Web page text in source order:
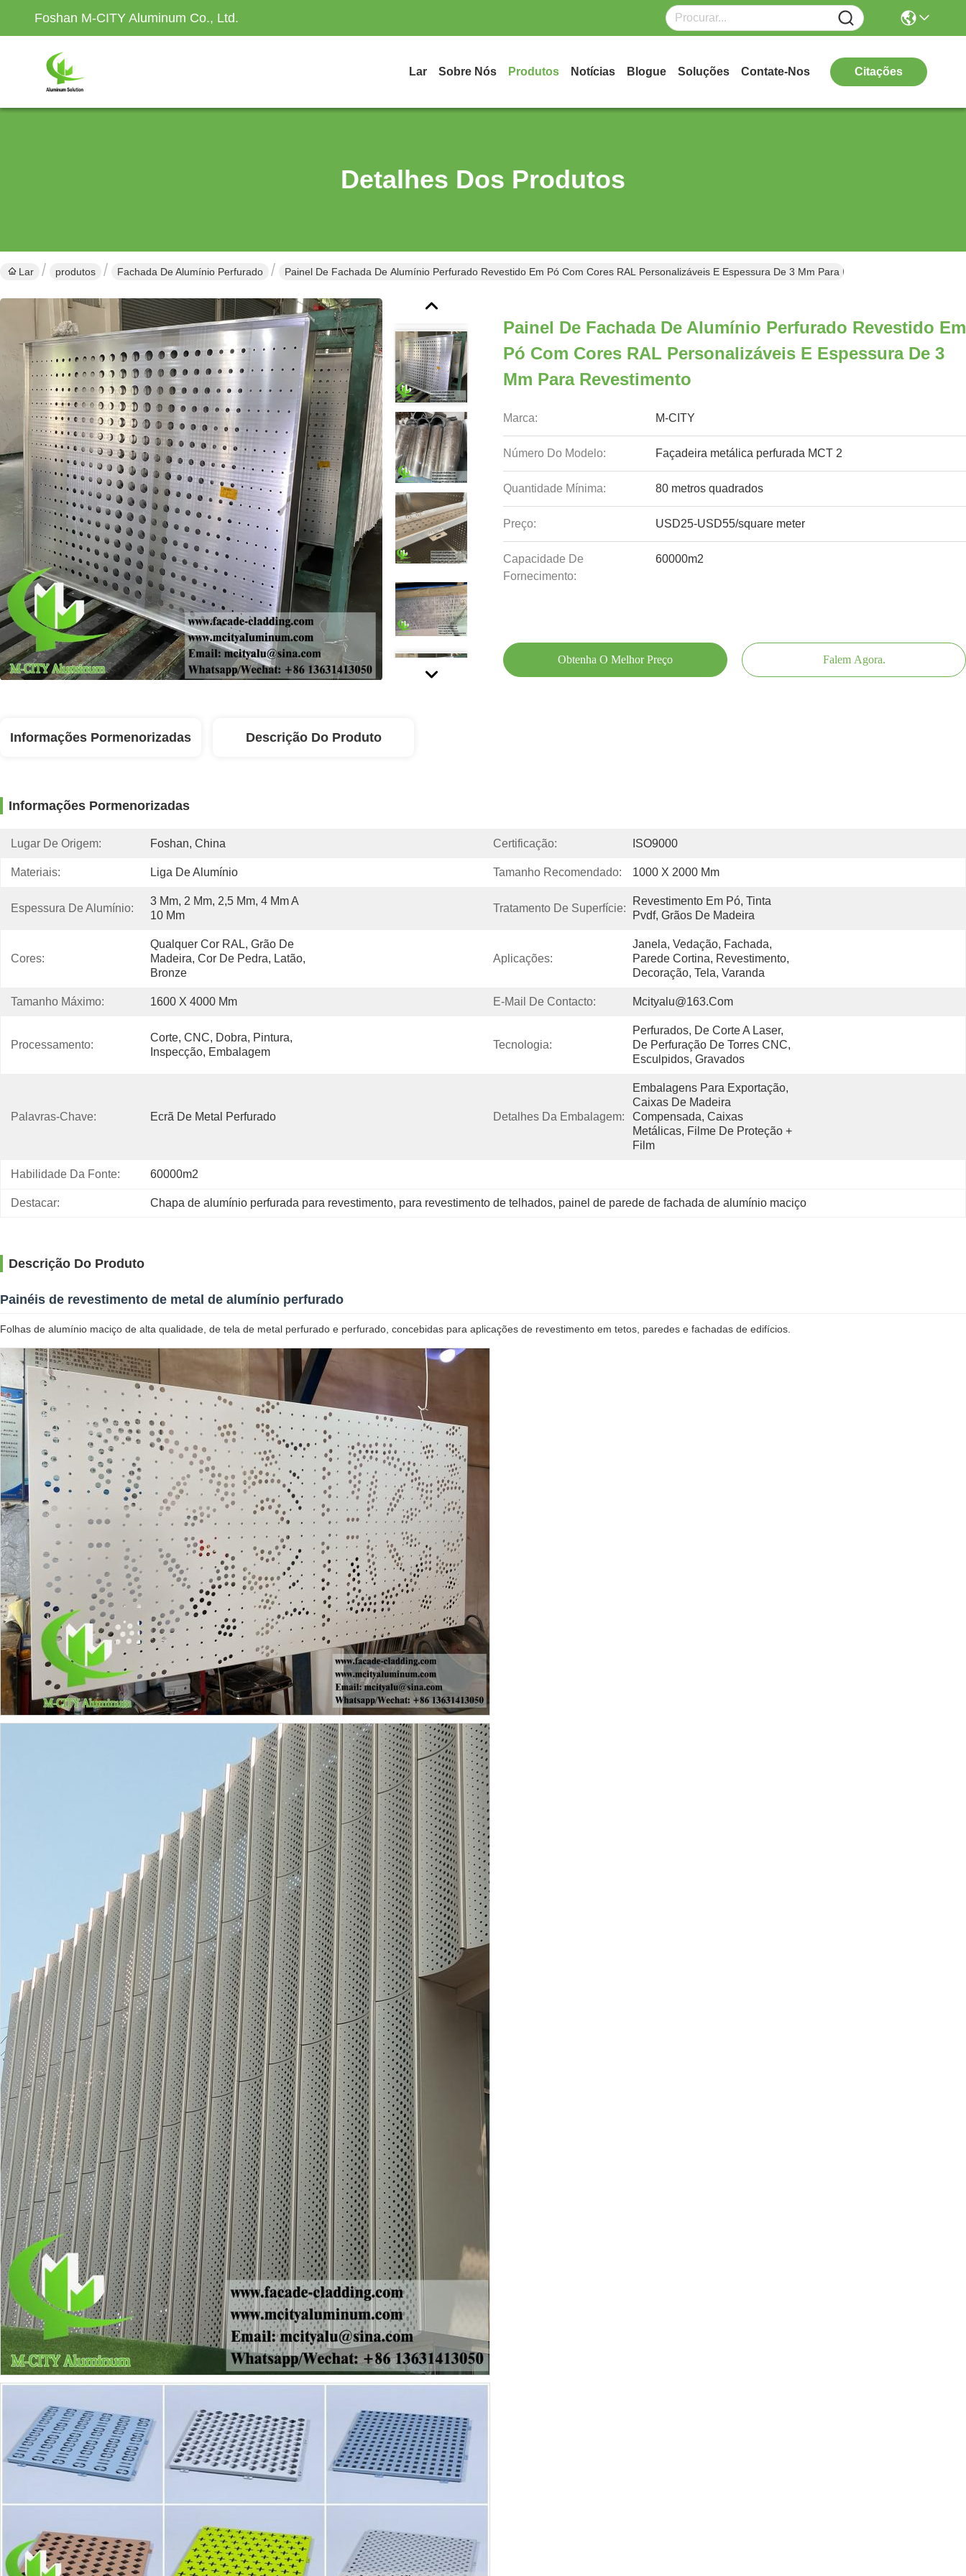
Foshan M-CITY Aluminum Co., Ltd.
Lar Sobre Nós Produtos Notícias Blogue Soluções Contate-Nos Citações
Detalhes Dos Produtos
Lar produtos Fachada De Alumínio Perfurado Painel De Fachada De Alumínio Perfurado Revestido Em Pó Com Cores RAL Personalizáveis E Espessura De 3 Mm Para Revestimento
Painel De Fachada De Alumínio Perfurado Revestido Em
Pó Com Cores RAL Personalizáveis E Espessura De 3
Mm Para Revestimento
Marca: M-CITY
Número Do Modelo: Façadeira metálica perfurada MCT 2
Quantidade Mínima: 80 metros quadrados
Preço: USD25-USD55/square meter
Capacidade De
Fornecimento:
60000m2
Obtenha O Melhor Preço Falem Agora.
Informações Pormenorizadas Descrição Do Produto
Informações Pormenorizadas
Lugar De Origem: Foshan, China Certificação: ISO9000
Materiais: Liga De Alumínio Tamanho Recomendado: 1000 X 2000 Mm
Espessura De Alumínio:
3 Mm, 2 Mm, 2,5 Mm, 4 Mm A
10 Mm
Tratamento De Superfície:
Revestimento Em Pó, Tinta
Pvdf, Grãos De Madeira
Cores:
Qualquer Cor RAL, Grão De
Madeira, Cor De Pedra, Latão,
Bronze
Aplicações:
Janela, Vedação, Fachada,
Parede Cortina, Revestimento,
Decoração, Tela, Varanda
Tamanho Máximo: 1600 X 4000 Mm E-Mail De Contacto: Mcityalu@163.com
Processamento:
Corte, CNC, Dobra, Pintura,
Inspecção, Embalagem
Tecnologia:
Perfurados, De Corte A Laser,
De Perfuração De Torres CNC,
Esculpidos, Gravados
Palavras-Chave: Ecrã De Metal Perfurado Detalhes Da Embalagem:
Embalagens Para Exportação,
Caixas De Madeira
Compensada, Caixas
Metálicas, Filme De Proteção +
Film
Habilidade Da Fonte: 60000m2
Destacar: Chapa de alumínio perfurada para revestimento, para revestimento de telhados, painel de parede de fachada de alumínio maciço
Descrição Do Produto
Painéis de revestimento de metal de alumínio perfurado
Folhas de alumínio maciço de alta qualidade, de tela de metal perfurado e perfurado, concebidas para aplicações de revestimento em tetos, paredes e fachadas de edifícios.